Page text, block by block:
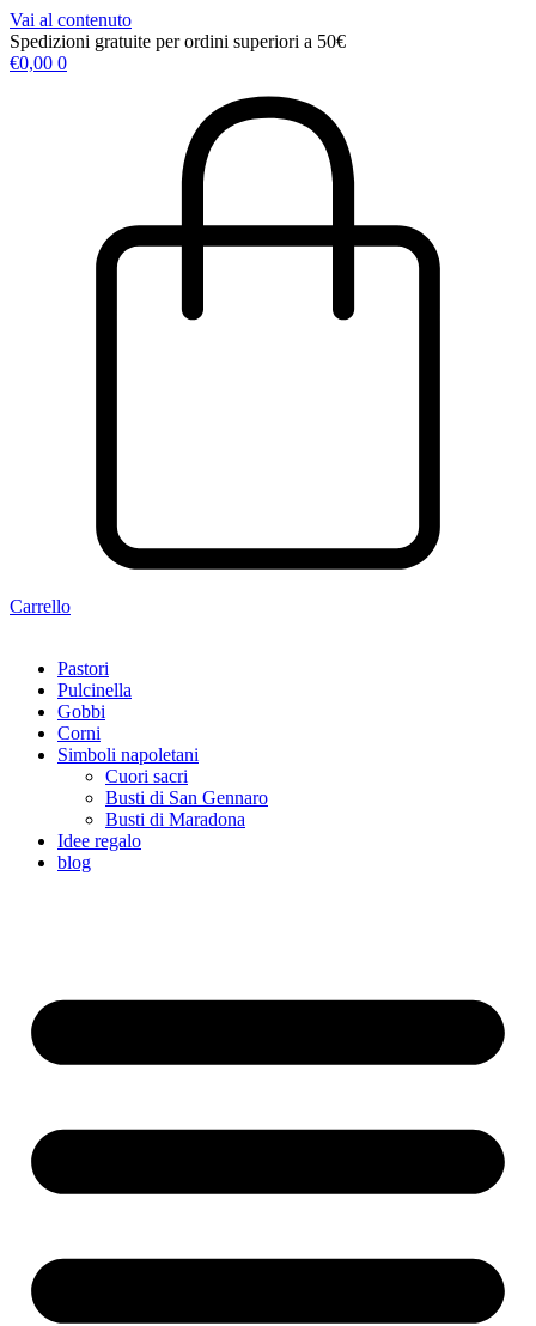
Vai al contenuto
Spedizioni gratuite per ordini superiori a 50€
€0,00 0
Carrello
Pastori
Pulcinella
Gobbi
Corni
Simboli napoletani
Cuori sacri
Busti di San Gennaro
Busti di Maradona
Idee regalo
blog